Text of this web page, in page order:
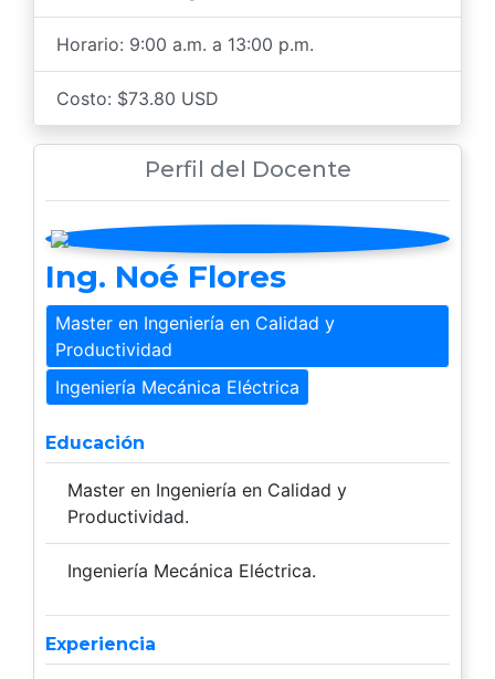
Horario: 9:00 a.m. a 13:00 p.m.
Costo: $73.80 USD
Perfil del Docente
Ing. Noé Flores
Master en Ingeniería en Calidad y
Productividad
Ingeniería Mecánica Eléctrica
Educación
Master en Ingeniería en Calidad y
Productividad.
Ingeniería Mecánica Eléctrica.
Experiencia